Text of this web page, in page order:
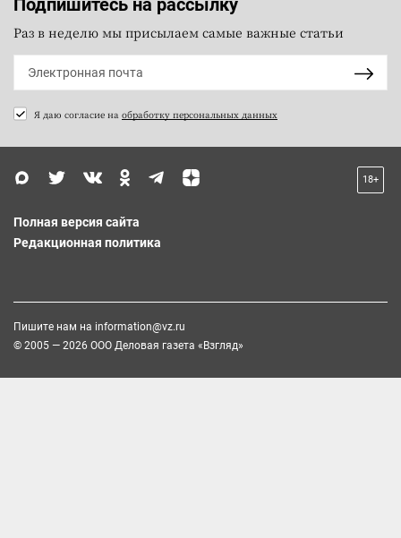
Раз в неделю мы присылаем самые важные статьи
Я даю согласие на обработку персональных данных
18+
Полная версия сайта
Редакционная политика
Пишите нам на information@vz.ru
© 2005 — 2026 ООО Деловая газета «Взгляд»